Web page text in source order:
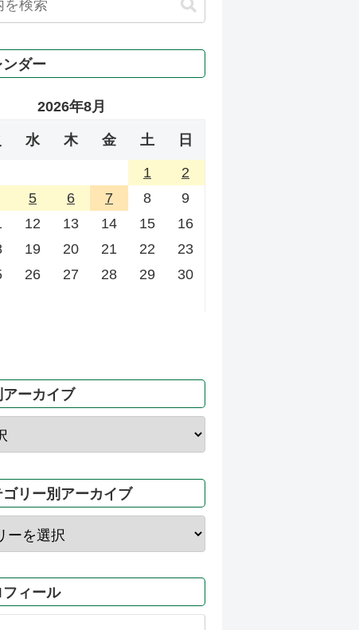
ンダー
2026年8月
水 木 金 土 日
1
2
5 6 7 8
9
12 13 14 15
16
19 20 21 22
23
26 27 28 29
30
アーカイブ
ゴリー別アーカイブ
フィール